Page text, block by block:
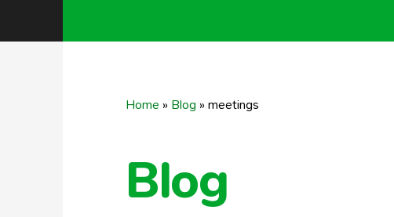
Home » Blog » meetings
Blog